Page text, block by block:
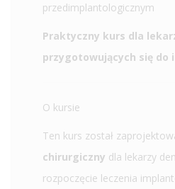
przedimplantologicznym
Praktyczny kurs dla
przygotowujących się do
O kursie
Ten kurs został
chirurgiczny dla lekarzy
rozpoczęcie leczenia